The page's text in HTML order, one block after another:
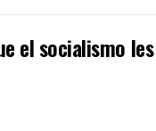
el socialismo les